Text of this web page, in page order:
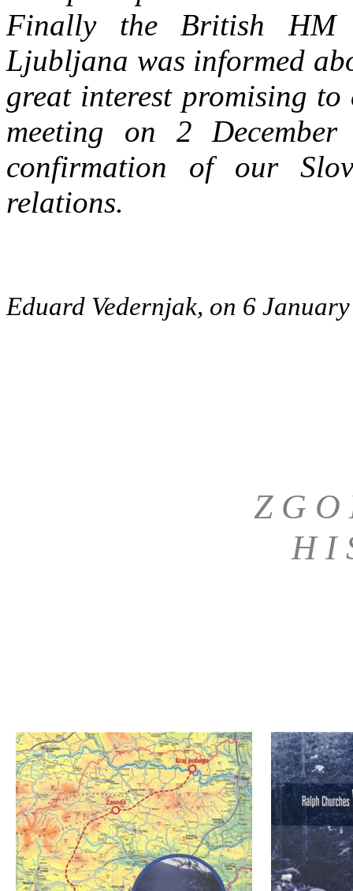
Finally the British HM
Ljubljana was informed
great interest promising
meeting on 2
confirmation of our
relations.
Eduard Vedernjak, on 6
Z G O
H I